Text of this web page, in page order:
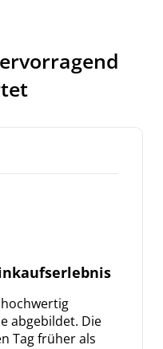
abgebildet. Die
Tag früher als